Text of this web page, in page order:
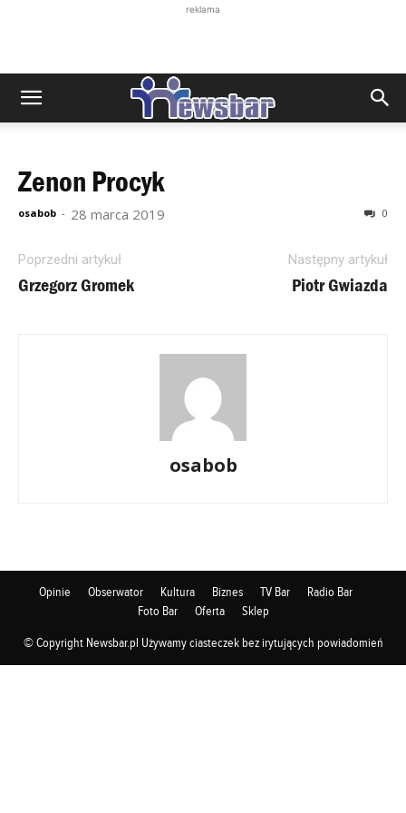
reklama
Zenon Procyk
osabob - 28 marca 2019 0
Poprzedni artykuł
Grzegorz Gromek
Następny artykuł
Piotr Gwiazda
osabob
Opinie Obserwator Kultura Biznes TV Bar
Radio Bar
Foto Bar
Oferta Sklep
© Copyright Newsbar.pl Używamy ciasteczek bez irytujących powiadomień